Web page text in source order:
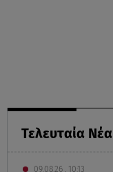
Τελευταία Νέα
09.08.26 , 10:13